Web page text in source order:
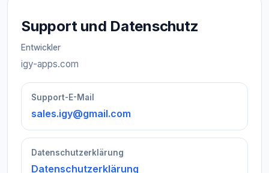
Support und Datenschutz
Entwickler
igy-apps.com
Support-E-Mail
sales.igy@gmail.com
Datenschutzerklärung
Datenschutzerklärung